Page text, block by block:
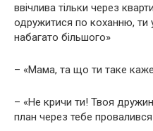
ввічлива тільки через
одружитися по коханню, ти
набагато більшого»
– «Мама, та що ти таке
– «Не кричи ти! Твоя
план через тебе